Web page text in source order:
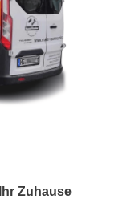
Zuhause